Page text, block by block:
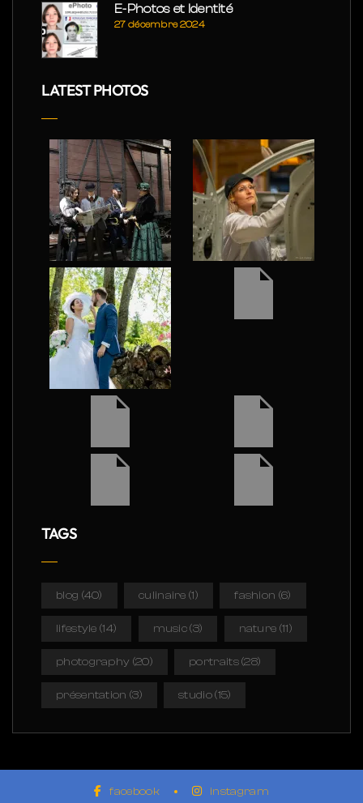
E-Photos et Identité
27 décembre 2024
LATEST PHOTOS
TAGS
blog (40) culinaire (1) fashion (6)
lifestyle (14) music(3) nature (11)
photography (20) portraits(28)
présentation (3) studio(15)
facebook instagram